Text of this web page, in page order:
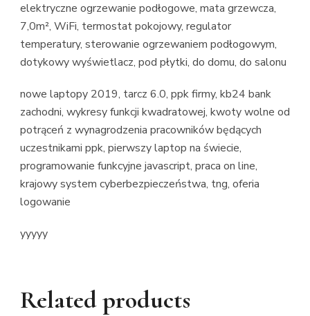
elektryczne ogrzewanie podłogowe, mata grzewcza,
7,0m², WiFi, termostat pokojowy, regulator
temperatury, sterowanie ogrzewaniem podłogowym,
dotykowy wyświetlacz, pod płytki, do domu, do salonu
nowe laptopy 2019, tarcz 6.0, ppk firmy, kb24 bank
zachodni, wykresy funkcji kwadratowej, kwoty wolne od
potrąceń z wynagrodzenia pracowników będących
uczestnikami ppk, pierwszy laptop na świecie,
programowanie funkcyjne javascript, praca on line,
krajowy system cyberbezpieczeństwa, tng, oferia
logowanie
yyyyy
Related products